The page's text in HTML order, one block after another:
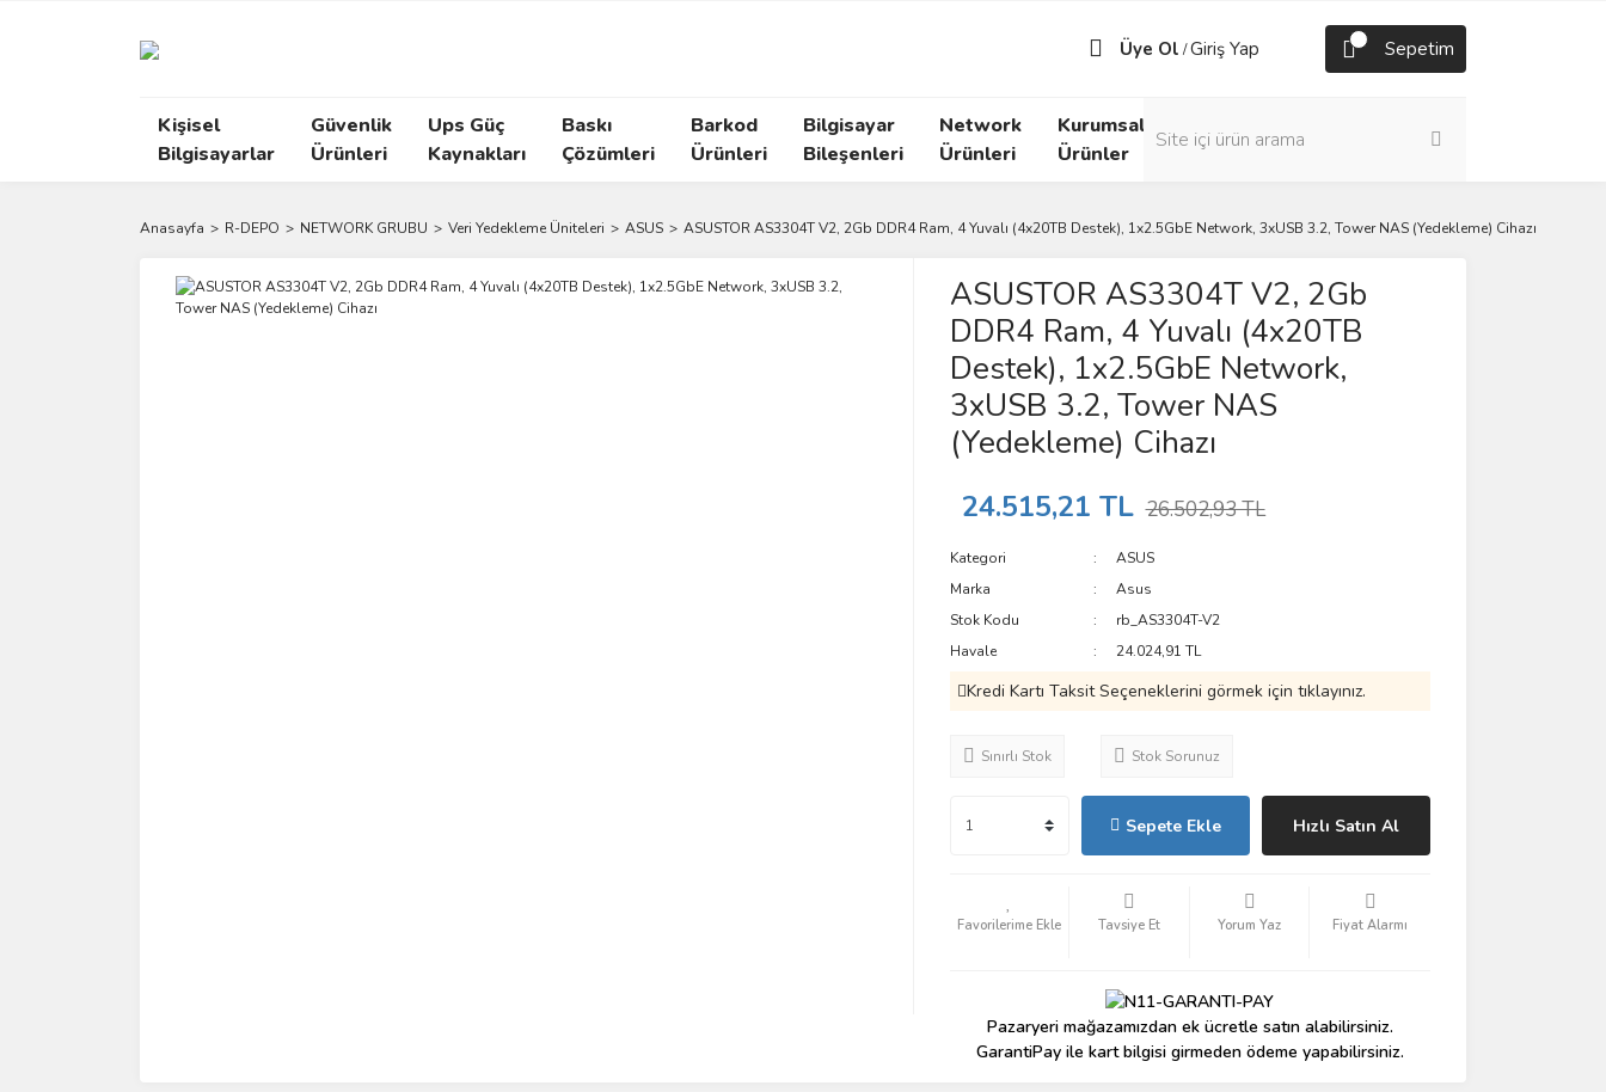
Üye Ol /Giriş Yap Sepetim
Kişisel
Bilgisayarlar
Güvenlik
Ürünleri
Ups Güç
Kaynakları
Baskı
Çözümleri
Barkod
Ürünleri
Bilgisayar
Bileşenleri
Network
Ürünleri
Kurumsal
Ürünler
Anasayfa R-DEPO NETWORK GRUBU Veri Yedekleme Üniteleri ASUS ASUSTOR AS3304T V2, 2Gb DDR4 Ram, 4 Yuvalı (4x20TB Destek), 1x2.5GbE Network, 3xUSB 3.2, Tower NAS (Yedekleme) Cihazı
ASUSTOR AS3304T V2, 2Gb
DDR4 Ram, 4 Yuvalı (4x20TB
Destek), 1x2.5GbE Network,
3xUSB 3.2, Tower NAS
(Yedekleme) Cihazı
24.515,21 TL 26.502,93 TL
Kategori
ASUS
Marka
Asus
Stok Kodu
rb_AS3304T-V2
Havale
24.024,91 TL
Kredi Kartı Taksit Seçeneklerini görmek için tıklayınız.
Sınırlı Stok Stok Sorunuz
Sepete Ekle Hızlı Satın Al
Tavsiye Et Yorum Yaz Fiyat Alarmı
Pazaryeri mağazamızdan ek ücretle satın alabilirsiniz.
GarantiPay ile kart bilgisi girmeden ödeme yapabilirsiniz.